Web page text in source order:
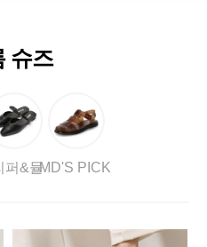
슈즈
퍼&뮬MD'S PICK